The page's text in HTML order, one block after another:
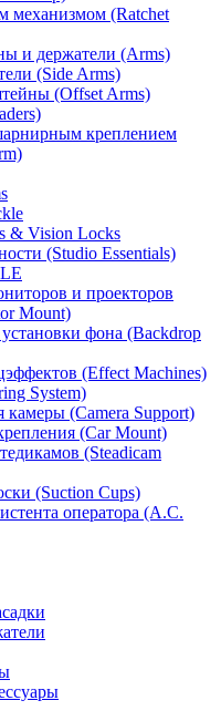
механизмом (Ratchet
и держатели (Arms)
(Side Arms)
(Offset Arms)
креплением
& Vision Locks
(Studio Essentials)
и проекторов
Mount)
фона (Backdrop
(Effect Machines)
System)
камеры (Camera Support)
(Car Mount)
(Steadicam
(Suction Cups)
оператора (A.C.